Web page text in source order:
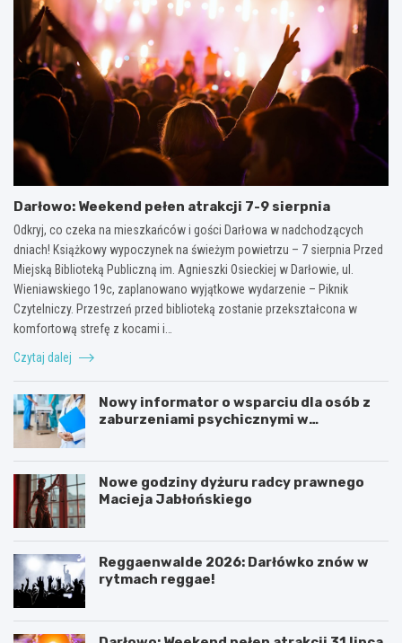
Darłowo: Weekend pełen atrakcji 7-9 sierpnia
Odkryj, co czeka na mieszkańców i gości Darłowa w nadchodzących
dniach! Książkowy wypoczynek na świeżym powietrzu – 7 sierpnia Przed
Miejską Biblioteką Publiczną im. Agnieszki Osieckiej w Darłowie, ul.
Wieniawskiego 19c, zaplanowano wyjątkowe wydarzenie – Piknik
Czytelniczy. Przestrzeń przed biblioteką zostanie przekształcona w
komfortową strefę z kocami i…
Czytaj dalej
Nowy informator o wsparciu dla osób z
zaburzeniami psychicznymi w
Nowe godziny dyżuru radcy prawnego
Macieja Jabłońskiego
Reggaenwalde 2026: Darłówko znów w
rytmach reggae!